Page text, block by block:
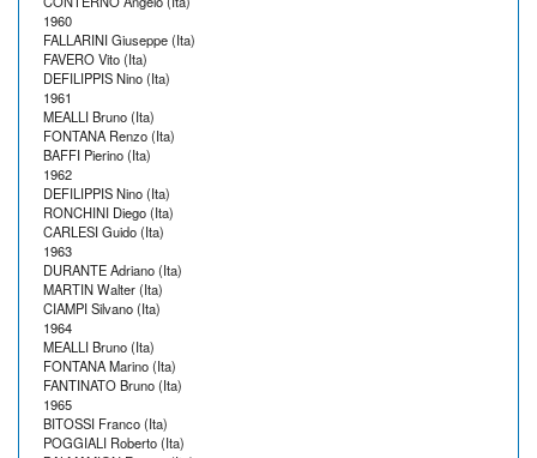
1960
FALLARINI Giuseppe (Ita)
FAVERO Vito (Ita)
DEFILIPPIS Nino (Ita)
1961
MEALLI Bruno (Ita)
FONTANA Renzo (Ita)
BAFFI Pierino (Ita)
1962
DEFILIPPIS Nino (Ita)
RONCHINI Diego (Ita)
CARLESI Guido (Ita)
1963
DURANTE Adriano (Ita)
MARTIN Walter (Ita)
CIAMPI Silvano (Ita)
1964
MEALLI Bruno (Ita)
FONTANA Marino (Ita)
FANTINATO Bruno (Ita)
1965
BITOSSI Franco (Ita)
POGGIALI Roberto (Ita)